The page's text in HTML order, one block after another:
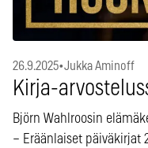
26.9.2025•Jukka Aminoff
Kirja-
Björn Wahlroosin
– Eräänlaiset päiväkirjat